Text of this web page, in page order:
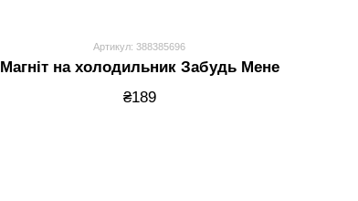
Артикул: 388385696
Магніт на холодильник Забудь Мене
₴189